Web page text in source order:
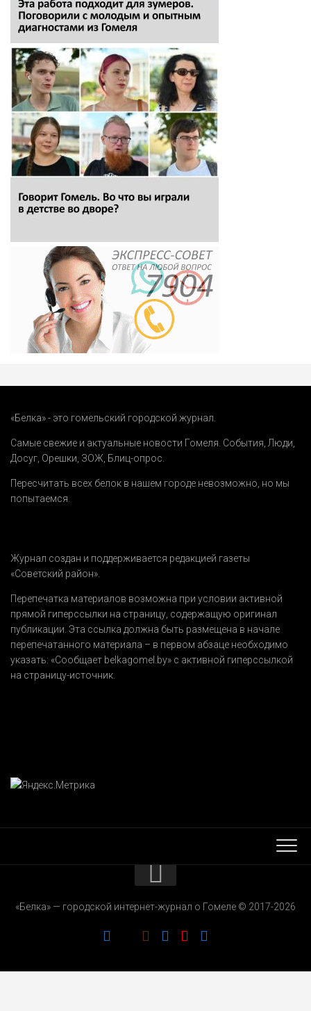
«Белка» - это гомельский городской журнал.
Самые свежие и актуальные новости Гомеля. События,Люди,
Досуг, Орешки, ЗОЖ, Блиц-опрос.
Пересчитать всех белок в нашем городе невозможно, но мы
попытаемся.
Журнал создан и поддерживается редакцией газеты
«Советский район».
Перепечатка материалов возможна при условии активной
прямой гиперссылки на страницу, содержащую оригинал
публикации. Эта ссылка должна быть размещена в начале
перепечатанного материала – в первом абзаце необходимо
указать: «Сообщает belkagomel.by» с активной гиперссылкой
на страницу-источник.
РЕКЛАМОДАТЕЛЯМ
«Белка» — городской интернет-журнал о Гомеле © 2017-2026